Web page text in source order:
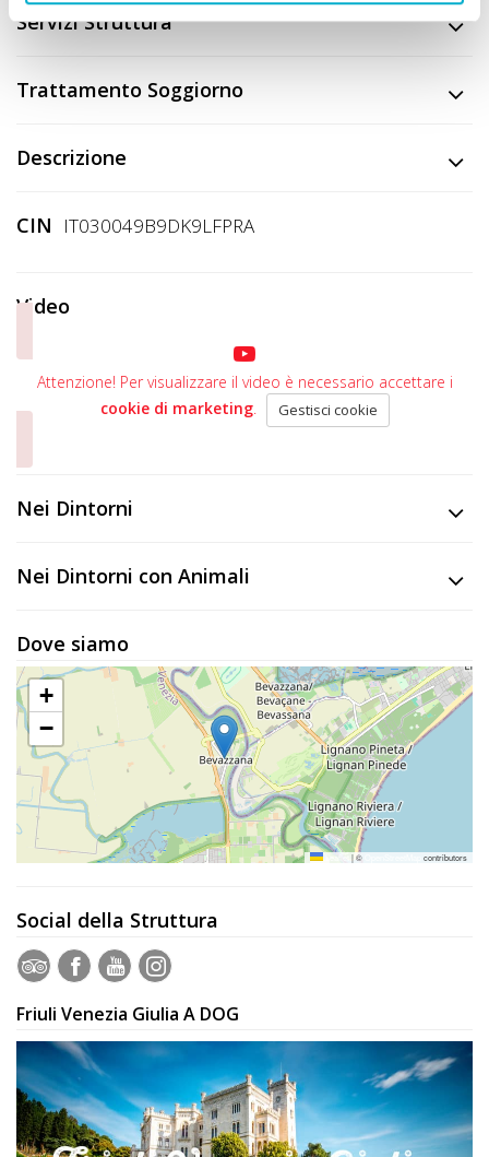
Servizi Struttura
Trattamento Soggiorno
Descrizione
CIN IT030049B9DK9LFPRA
Video
Attenzione! Per visualizzare il video è necessario accettare i
cookie di marketing. Gestisci cookie
Nei Dintorni
Nei Dintorni con Animali
Dove siamo
+
−
Leaflet |© contributors
Social della Struttura
Friuli Venezia Giulia A DOG